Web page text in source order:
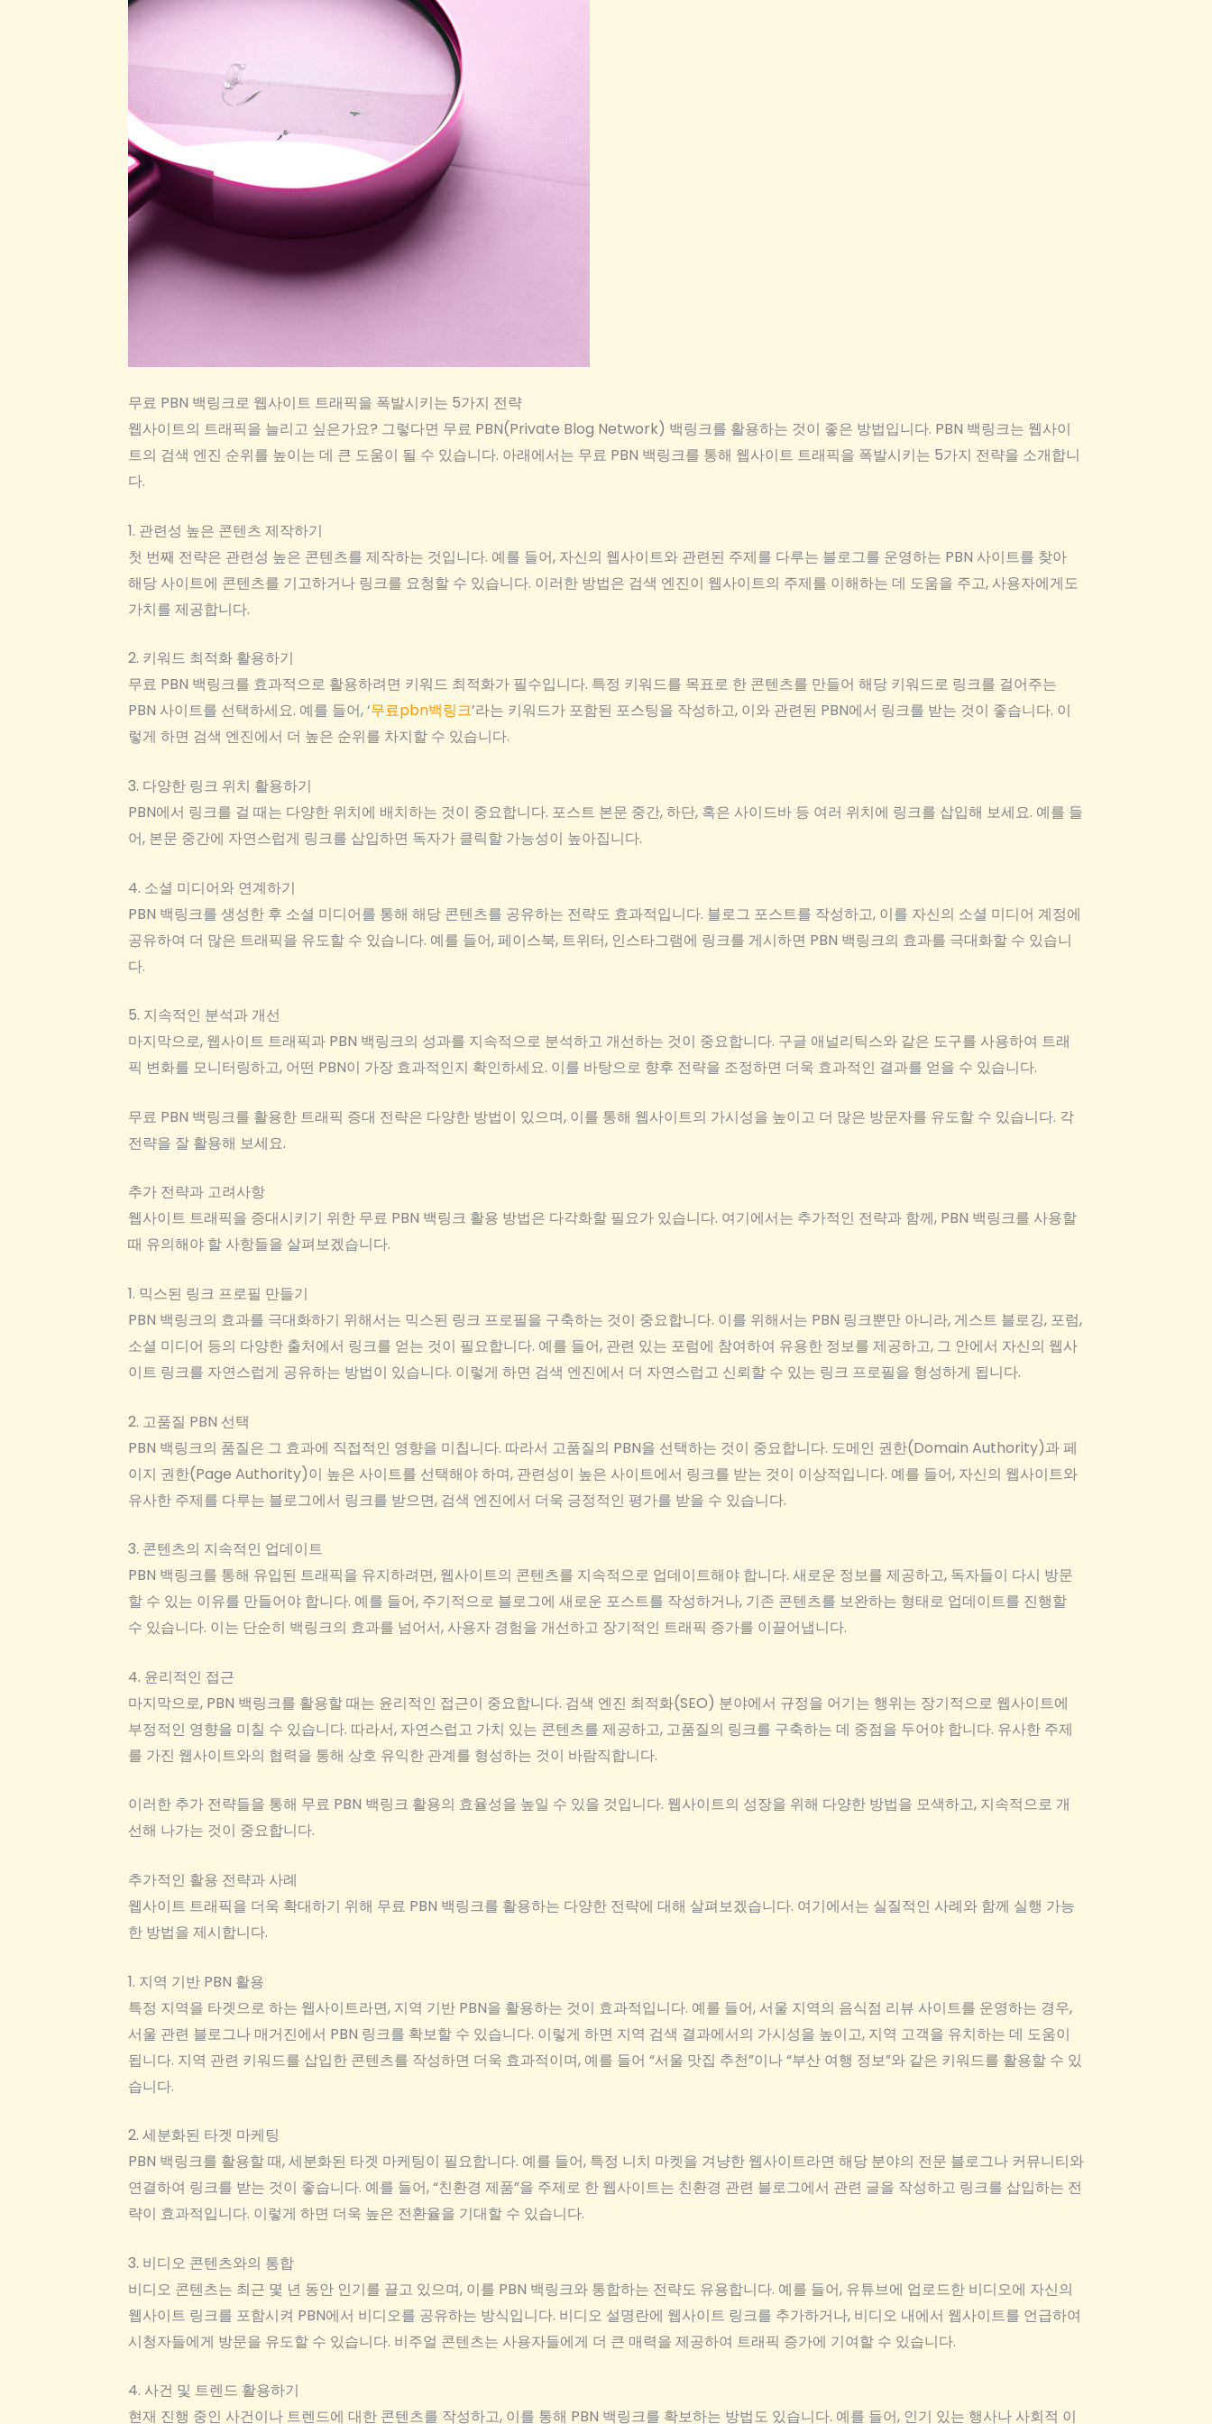
무료 PBN 백링크로 웹사이트 트래픽을 폭발시키는 5가지 전략
웹사이트의 트래픽을 늘리고 싶은가요? 그렇다면 무료 PBN(Private Blog Network) 백링크를 활용하는 것이 좋은 방법입니다. PBN 백링크는 웹사이
트의 검색 엔진 순위를 높이는 데 큰 도움이 될 수 있습니다. 아래에서는 무료 PBN 백링크를 통해 웹사이트 트래픽을 폭발시키는 5가지 전략을 소개합니
다.
1. 관련성 높은 콘텐츠 제작하기
첫 번째 전략은 관련성 높은 콘텐츠를 제작하는 것입니다. 예를 들어, 자신의 웹사이트와 관련된 주제를 다루는 블로그를 운영하는 PBN 사이트를 찾아
해당 사이트에 콘텐츠를 기고하거나 링크를 요청할 수 있습니다. 이러한 방법은 검색 엔진이 웹사이트의 주제를 이해하는 데 도움을 주고, 사용자에게도
가치를 제공합니다.
2. 키워드 최적화 활용하기
무료 PBN 백링크를 효과적으로 활용하려면 키워드 최적화가 필수입니다. 특정 키워드를 목표로 한 콘텐츠를 만들어 해당 키워드로 링크를 걸어주는
PBN 사이트를 선택하세요. 예를 들어, ‘무료pbn백링크’라는 키워드가 포함된 포스팅을 작성하고, 이와 관련된 PBN에서 링크를 받는 것이 좋습니다. 이
렇게 하면 검색 엔진에서 더 높은 순위를 차지할 수 있습니다.
3. 다양한 링크 위치 활용하기
PBN에서 링크를 걸 때는 다양한 위치에 배치하는 것이 중요합니다. 포스트 본문 중간, 하단, 혹은 사이드바 등 여러 위치에 링크를 삽입해 보세요. 예를 들
어, 본문 중간에 자연스럽게 링크를 삽입하면 독자가 클릭할 가능성이 높아집니다.
4. 소셜 미디어와 연계하기
PBN 백링크를 생성한 후 소셜 미디어를 통해 해당 콘텐츠를 공유하는 전략도 효과적입니다. 블로그 포스트를 작성하고, 이를 자신의 소셜 미디어 계정에
공유하여 더 많은 트래픽을 유도할 수 있습니다. 예를 들어, 페이스북, 트위터, 인스타그램에 링크를 게시하면 PBN 백링크의 효과를 극대화할 수 있습니
다.
5. 지속적인 분석과 개선
마지막으로, 웹사이트 트래픽과 PBN 백링크의 성과를 지속적으로 분석하고 개선하는 것이 중요합니다. 구글 애널리틱스와 같은 도구를 사용하여 트래
픽 변화를 모니터링하고, 어떤 PBN이 가장 효과적인지 확인하세요. 이를 바탕으로 향후 전략을 조정하면 더욱 효과적인 결과를 얻을 수 있습니다.
무료 PBN 백링크를 활용한 트래픽 증대 전략은 다양한 방법이 있으며, 이를 통해 웹사이트의 가시성을 높이고 더 많은 방문자를 유도할 수 있습니다. 각
전략을 잘 활용해 보세요.
추가 전략과 고려사항
웹사이트 트래픽을 증대시키기 위한 무료 PBN 백링크 활용 방법은 다각화할 필요가 있습니다. 여기에서는 추가적인 전략과 함께, PBN 백링크를 사용할
때 유의해야 할 사항들을 살펴보겠습니다.
1. 믹스된 링크 프로필 만들기
PBN 백링크의 효과를 극대화하기 위해서는 믹스된 링크 프로필을 구축하는 것이 중요합니다. 이를 위해서는 PBN 링크뿐만 아니라, 게스트 블로깅, 포럼,
소셜 미디어 등의 다양한 출처에서 링크를 얻는 것이 필요합니다. 예를 들어, 관련 있는 포럼에 참여하여 유용한 정보를 제공하고, 그 안에서 자신의 웹사
이트 링크를 자연스럽게 공유하는 방법이 있습니다. 이렇게 하면 검색 엔진에서 더 자연스럽고 신뢰할 수 있는 링크 프로필을 형성하게 됩니다.
2. 고품질 PBN 선택
PBN 백링크의 품질은 그 효과에 직접적인 영향을 미칩니다. 따라서 고품질의 PBN을 선택하는 것이 중요합니다. 도메인 권한(Domain Authority)과 페
이지 권한(Page Authority)이 높은 사이트를 선택해야 하며, 관련성이 높은 사이트에서 링크를 받는 것이 이상적입니다. 예를 들어, 자신의 웹사이트와
유사한 주제를 다루는 블로그에서 링크를 받으면, 검색 엔진에서 더욱 긍정적인 평가를 받을 수 있습니다.
3. 콘텐츠의 지속적인 업데이트
PBN 백링크를 통해 유입된 트래픽을 유지하려면, 웹사이트의 콘텐츠를 지속적으로 업데이트해야 합니다. 새로운 정보를 제공하고, 독자들이 다시 방문
할 수 있는 이유를 만들어야 합니다. 예를 들어, 주기적으로 블로그에 새로운 포스트를 작성하거나, 기존 콘텐츠를 보완하는 형태로 업데이트를 진행할
수 있습니다. 이는 단순히 백링크의 효과를 넘어서, 사용자 경험을 개선하고 장기적인 트래픽 증가를 이끌어냅니다.
4. 윤리적인 접근
마지막으로, PBN 백링크를 활용할 때는 윤리적인 접근이 중요합니다. 검색 엔진 최적화(SEO) 분야에서 규정을 어기는 행위는 장기적으로 웹사이트에
부정적인 영향을 미칠 수 있습니다. 따라서, 자연스럽고 가치 있는 콘텐츠를 제공하고, 고품질의 링크를 구축하는 데 중점을 두어야 합니다. 유사한 주제
를 가진 웹사이트와의 협력을 통해 상호 유익한 관계를 형성하는 것이 바람직합니다.
이러한 추가 전략들을 통해 무료 PBN 백링크 활용의 효율성을 높일 수 있을 것입니다. 웹사이트의 성장을 위해 다양한 방법을 모색하고, 지속적으로 개
선해 나가는 것이 중요합니다.
추가적인 활용 전략과 사례
웹사이트 트래픽을 더욱 확대하기 위해 무료 PBN 백링크를 활용하는 다양한 전략에 대해 살펴보겠습니다. 여기에서는 실질적인 사례와 함께 실행 가능
한 방법을 제시합니다.
1. 지역 기반 PBN 활용
특정 지역을 타겟으로 하는 웹사이트라면, 지역 기반 PBN을 활용하는 것이 효과적입니다. 예를 들어, 서울 지역의 음식점 리뷰 사이트를 운영하는 경우,
서울 관련 블로그나 매거진에서 PBN 링크를 확보할 수 있습니다. 이렇게 하면 지역 검색 결과에서의 가시성을 높이고, 지역 고객을 유치하는 데 도움이
됩니다. 지역 관련 키워드를 삽입한 콘텐츠를 작성하면 더욱 효과적이며, 예를 들어 “서울 맛집 추천”이나 “부산 여행 정보”와 같은 키워드를 활용할 수 있
습니다.
2. 세분화된 타겟 마케팅
PBN 백링크를 활용할 때, 세분화된 타겟 마케팅이 필요합니다. 예를 들어, 특정 니치 마켓을 겨냥한 웹사이트라면 해당 분야의 전문 블로그나 커뮤니티와
연결하여 링크를 받는 것이 좋습니다. 예를 들어, “친환경 제품”을 주제로 한 웹사이트는 친환경 관련 블로그에서 관련 글을 작성하고 링크를 삽입하는 전
략이 효과적입니다. 이렇게 하면 더욱 높은 전환율을 기대할 수 있습니다.
3. 비디오 콘텐츠와의 통합
비디오 콘텐츠는 최근 몇 년 동안 인기를 끌고 있으며, 이를 PBN 백링크와 통합하는 전략도 유용합니다. 예를 들어, 유튜브에 업로드한 비디오에 자신의
웹사이트 링크를 포함시켜 PBN에서 비디오를 공유하는 방식입니다. 비디오 설명란에 웹사이트 링크를 추가하거나, 비디오 내에서 웹사이트를 언급하여
시청자들에게 방문을 유도할 수 있습니다. 비주얼 콘텐츠는 사용자들에게 더 큰 매력을 제공하여 트래픽 증가에 기여할 수 있습니다.
4. 사건 및 트렌드 활용하기
현재 진행 중인 사건이나 트렌드에 대한 콘텐츠를 작성하고, 이를 통해 PBN 백링크를 확보하는 방법도 있습니다. 예를 들어, 인기 있는 행사나 사회적 이